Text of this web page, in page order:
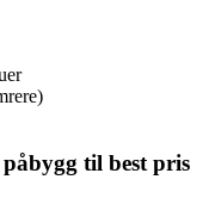
til best pris